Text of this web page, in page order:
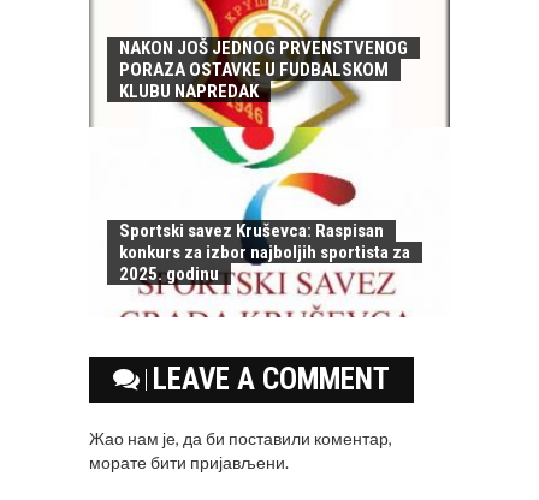
NAKON JOŠ JEDNOG PRVENSTVENOG
PORAZA OSTAVKE U FUDBALSKOM
KLUBU NAPREDAK
Sportski savez Kruševca: Raspisan
konkurs za izbor najboljih sportista za
2025. godinu
LEAVE A COMMENT
Жао нам је, да би поставили коментар,
моратебити пријављени.